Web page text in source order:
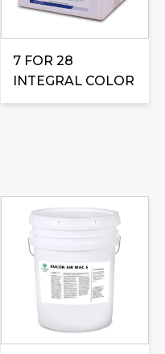
7 FOR 28
INTEGRAL COLOR
peuvent
être
choisies
sur